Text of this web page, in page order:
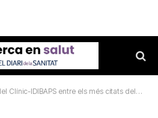
entre els més citats del món segons Clarivate Analytics